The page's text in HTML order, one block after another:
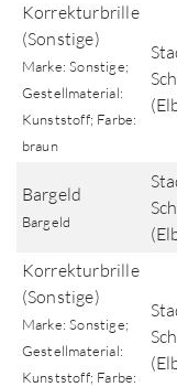
Korrekturbrille
(Sonstige)
Marke: Sonstige;
Gestellmaterial:
Kunststoff; Farbe:
braun
Bargeld
Bargeld
Korrekturbrille
(Sonstige)
Marke: Sonstige;
Gestellmaterial:
Kunststoff; Farbe: